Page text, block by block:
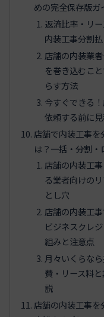
めの完全保存版ガ
返済比率・リ
内装工事分割
店舗の内装業
を巻き込むこ
らす方法
今すぐできる
依頼する前に
店舗で内装工事を
は？一括・分割
店舗の内装工
る業者向けの
とし穴
店舗の内装工
ビジネスクレ
組みと注意点
月々いくらな
費・リース料
説
店舗の内装工事を